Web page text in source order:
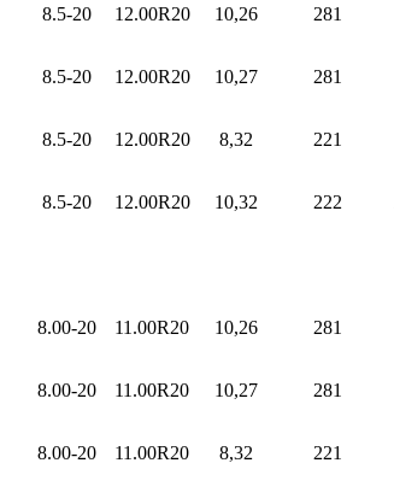
8.5-20 12.00R20 10,26 281
8.5-20 12.00R20 10,27 281
8.5-20 12.00R20 8,32 221
8.5-20 12.00R20 10,32 222
8.00-20 11.00R20 10,26 281
8.00-20 11.00R20 10,27 281
8.00-20 11.00R20 8,32 221